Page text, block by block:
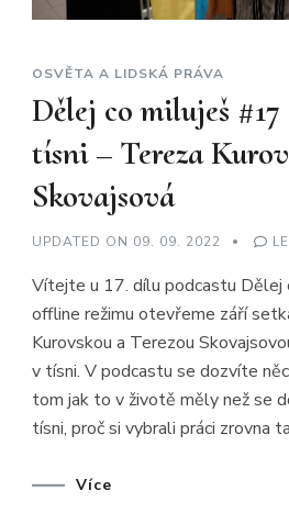
OSVĚTA A LIDSKÁ PRÁVA
Dělej co miluješ
tísni – Tereza
Skovajsová
UPDATED ON 09. 09. 2022
Vítejte u 17. dílu podcastu Dělej
offline režimu otevřeme září
Kurovskou a Terezou
v tísni. V podcastu se dozvíte
tom jak to v životě měly než se
tísni, proč si vybrali práci zrovna
Více